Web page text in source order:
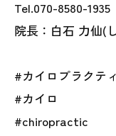
Tel.070-8580-1935
院長：白石 力仙(
#カイロプラクテ
#カイロ
#chiropractic